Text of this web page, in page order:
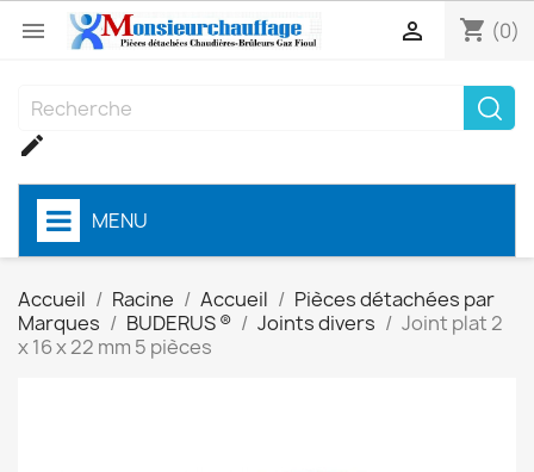
 shopping_cart (0)


MENU
Accueil Racine Accueil
Pièces détachées par
Marques
BUDERUS ® Joints divers
Joint plat 2
x 16 x 22 mm 5 pièces